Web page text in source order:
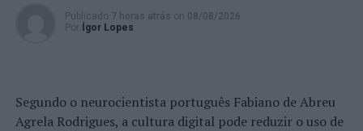
Publicado 7 horas atrás on 08/08/2026
Por
Ígor Lopes
Segundo o neurocientista português Fabiano de Abreu
Agrela Rodrigues, a cultura digital pode reduzir o uso de